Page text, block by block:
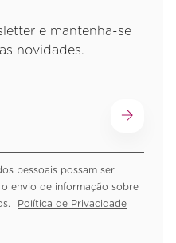
e mantenha-se
novidades.
pessoais possam ser
envio de informação sobre
Política de Privacidade